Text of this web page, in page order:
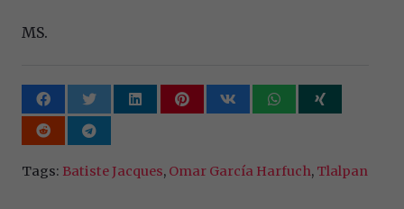
MS.
Tags: Batiste Jacques, Omar García Harfuch, Tlalpan